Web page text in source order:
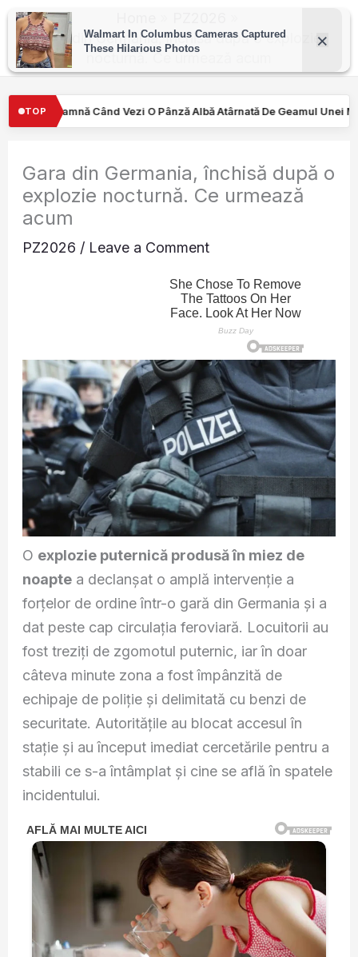
Skip
content
Gara din Germania, închisă după o explozie
TOPAlbă Atârnată De Geamul Unei Mașini. Semnalul…
Gara din Germania, închisă după o
explozie nocturnă. Ce urmează
acum
PZ2026 / Leave a Comment
O explozie puternică produsă în miez de
noaptea declanșat o amplă intervenție a
forțelor de ordine într-o gară din Germania și a
dat peste cap circulația feroviară. Locuitorii au
fost treziți de zgomotul puternic, iar în doar
câteva minute zona a fost împânzită de
echipaje de poliție și delimitată cu benzi de
securitate. Autoritățile au blocat accesul în
stație și au început imediat cercetările pentru a
stabili ce s-a întâmplat și cine se află în spatele
incidentului.